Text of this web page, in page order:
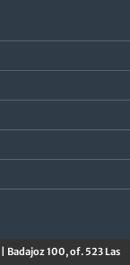
100, of. 523 Las